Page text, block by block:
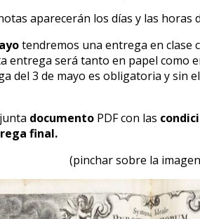
aparecerán los días y las horas
tendremos una entrega en clase
entrega será tanto en papel como
del 3 de mayo es obligatoria y sin
documento PDF con las
final.
(pinchar sobre la